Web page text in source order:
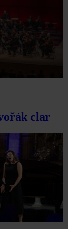
clar